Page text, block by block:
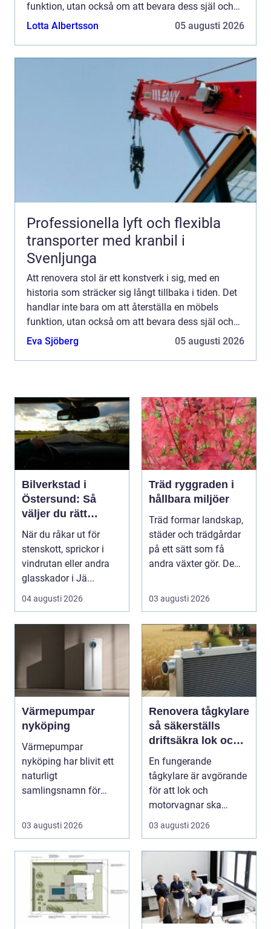
funktion, utan också om att bevara dess själ och
estetik. ...
Lotta Albertsson 05 augusti 2026
Professionella lyft och flexibla
transporter med kranbil i
Svenljunga
Att renovera stol är ett konstverk i sig, med en
historia som sträcker sig långt tillbaka i tiden. Det
handlar inte bara om att återställa en möbels
funktion, utan också om att bevara dess själ och
estetik. ...
Eva Sjöberg 05 augusti 2026
Bilverkstad i
Östersund: Så
väljer du rätt
verkstad för
glasskador
När du råkar ut för
stenskott, sprickor i
vindrutan eller andra
glasskador i Jä...
04 augusti 2026
Träd ryggraden i
hållbara miljöer
Träd formar landskap,
städer och trädgårdar
på ett sätt som få
andra växter gör. De
03 augusti 2026
Värmepumpar
nyköping
Värmepumpar
nyköping har blivit ett
naturligt
samlingsnamn för
kombinera lägre ene...
03 augusti 2026
Renovera tågkylare
så säkerställs
driftsäkra lok och
tågsystem
En fungerande
tågkylare är avgörande
för att lok och
motorvagnar ska
kunna leverera pålitlig
drift d...
03 augusti 2026